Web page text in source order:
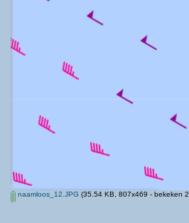
naamloos_12.JPG (35.54 KB, 807x469 - bekeken